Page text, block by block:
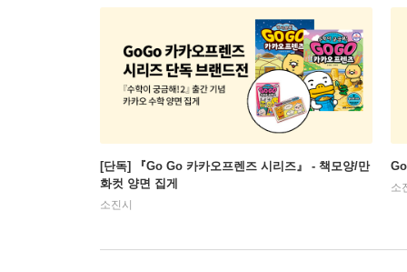
[단독] 『Go Go 카카오프렌즈 시리즈』 - 책모양/만
화컷 양면 집게
소진시
소